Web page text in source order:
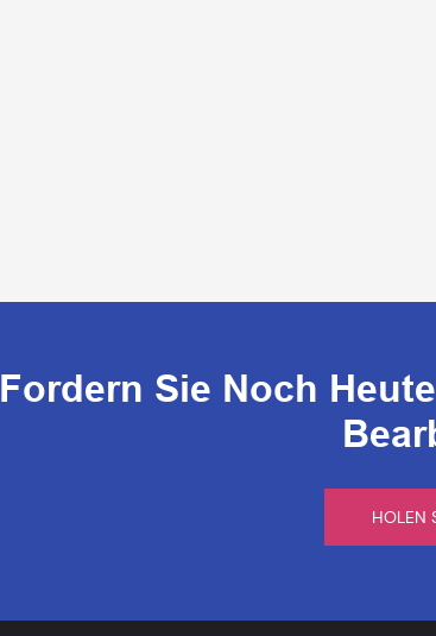
Fordern Sie Noch
HOLEN